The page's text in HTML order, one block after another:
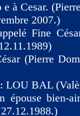
à Cesar.
2007.)
Fine
(Pierre
BAL
épouse bien-